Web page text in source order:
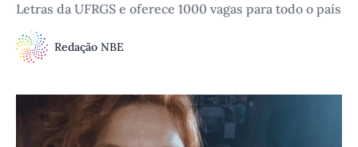
Letras da UFRGS e oferece 1000 vagas para todo o país
Redação NBE